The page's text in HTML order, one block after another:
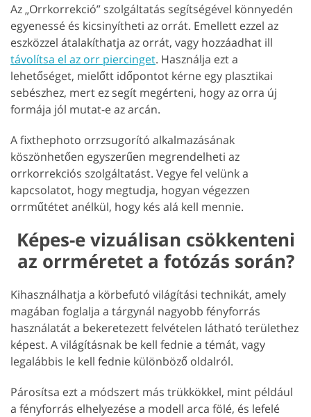
Az „Orrkorrekció” szolgáltatás segítségével könnyedén
egyenessé és kicsinyítheti az orrát. Emellett ezzel az
eszközzel átalakíthatja az orrát, vagy hozzáadhat ill
távolítsa el az orr piercinget. Használja ezt a
lehetőséget, mielőtt időpontot kérne egy plasztikai
sebészhez, mert ez segít megérteni, hogy az orra új
formája jól mutat-e az arcán.
A fixthephoto orrzsugorító alkalmazásának
köszönhetően egyszerűen megrendelheti az
orrkorrekciós szolgáltatást. Vegye fel velünk a
kapcsolatot, hogy megtudja, hogyan végezzen
orrműtétet anélkül, hogy kés alá kell mennie.
Képes-e vizuálisan csökkenteni
az orrméretet a fotózás során?
Kihasználhatja a körbefutó világítási technikát, amely
magában foglalja a tárgynál nagyobb fényforrás
használatát a bekeretezett felvételen látható területhez
képest. A világításnak be kell fednie a témát, vagy
legalábbis le kell fednie különböző oldalról.
Párosítsa ezt a módszert más trükkökkel, mint például
a fényforrás elhelyezése a modell arca fölé, és lefelé